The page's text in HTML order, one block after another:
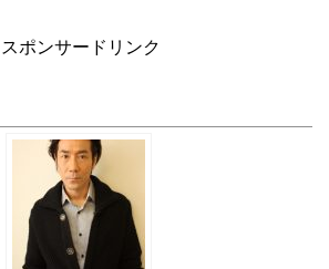
スポンサードリンク